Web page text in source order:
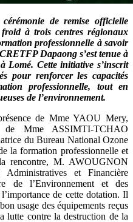
de remise officielle
froid à trois centres régionaux
professionnelle à savoir
Dapaong s’est tenue à
Lomé. Cette initiative s’inscrit
pour renforcer les capacités
professionnelle, tout en
de l’environnement.
de Mme YAOU Mery,
de Mme ASSIMTI-TCHAO
du Bureau National Ozone
la formation professionnelle et
rencontre, M. AWOUGNON
et Financière
de l’Environnement et des
de cette dotation. Il
usage des équipements reçus
lutte contre la destruction de la